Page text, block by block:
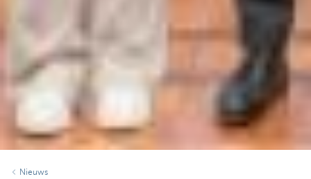
Nieuws